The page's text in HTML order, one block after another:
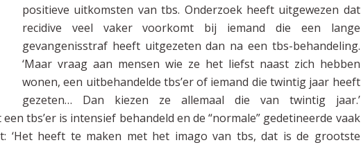
positieve uitkomsten van tbs. Onderzoek heeft uitgewezen dat
recidive veel vaker voorkomt bij iemand die een lange
gevangenisstraf heeft uitgezeten dan na een tbs-behandeling.
‘Maar vraag aan mensen wie ze het liefst naast zich hebben
wonen, een uitbehandelde tbs’er of iemand die twintig jaar heeft
gezeten… Dan kiezen ze allemaal die van twintig jaar.’
tbs’er is intensief behandeld en de “normale” gedetineerde vaak
‘Het heeft te maken met het imago van tbs, dat is de grootste